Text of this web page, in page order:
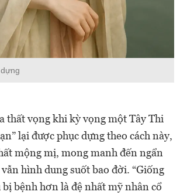
thất vọng khi kỳ vọng một Tây Thi
lại được phục dựng theo cách này,
mộng mị, mong manh đến ngẩn
hình dung suốt bao đời. “Giống
bệnh hơn là đệ nhất mỹ nhân cổ